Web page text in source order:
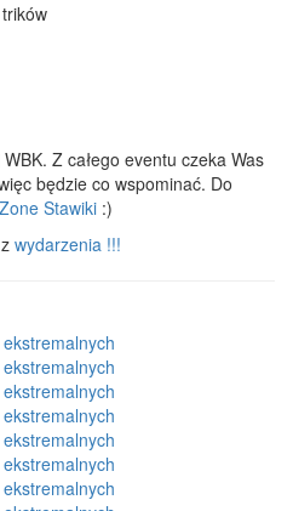
Z całego eventu czeka Was
będzie co wspominać. Do
Stawiki :)
wydarzenia !!!